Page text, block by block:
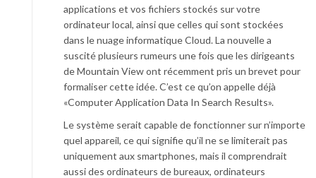
applications et vos fichiers stockés sur votre
ordinateur local, ainsi que celles qui sont stockées
dans le nuage informatique Cloud. La nouvelle a
suscité plusieurs rumeurs une fois que les dirigeants
de Mountain View ont récemment pris un brevet pour
formaliser cette idée. C’est ce qu’on appelle déjà
«Computer Application Data In Search Results».
Le système serait capable de fonctionner sur n’importe
quel appareil, ce qui signifie qu’il ne se limiterait pas
uniquement aux smartphones, mais il comprendrait
aussi des ordinateurs de bureaux, ordinateurs